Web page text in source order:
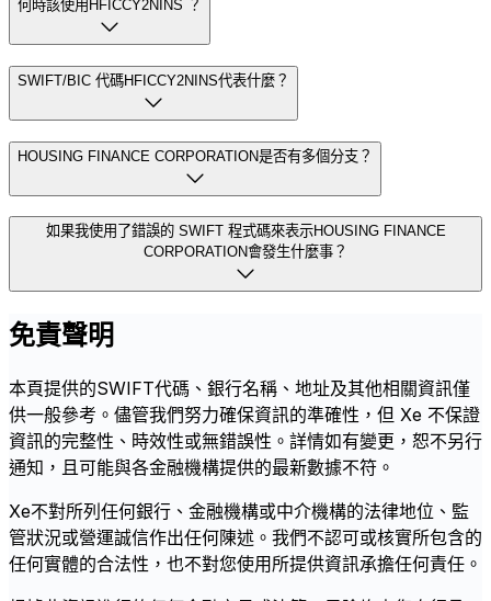
何時該使用HFICCY2NINS ？
SWIFT/BIC 代碼HFICCY2NINS代表什麼？
HOUSING FINANCE CORPORATION是否有多個分支？
如果我使用了錯誤的 SWIFT 程式碼來表示HOUSING FINANCE
CORPORATION會發生什麼事？
免責聲明
本頁提供的SWIFT代碼、銀行名稱、地址及其他相關資訊僅
供一般參考。儘管我們努力確保資訊的準確性，但 Xe 不保證
資訊的完整性、時效性或無錯誤性。詳情如有變更，恕不另行
通知，且可能與各金融機構提供的最新數據不符。
Xe不對所列任何銀行、金融機構或中介機構的法律地位、監
管狀況或營運誠信作出任何陳述。我們不認可或核實所包含的
任何實體的合法性，也不對您使用所提供資訊承擔任何責任。